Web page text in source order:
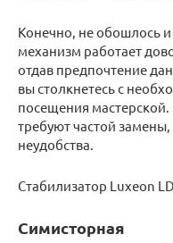
Конечно, не обошлось
механизм работает
отдав предпочтение
вы столкнетесь с
посещения
требуют частой
неудобства.
Стабилизатор Luxeon
Симисторная